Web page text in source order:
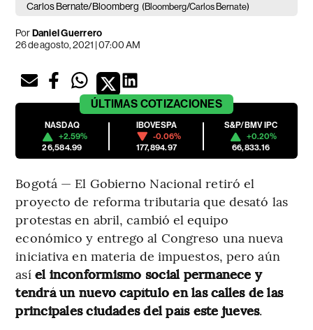
Carlos Bernate/Bloomberg (Bloomberg/Carlos Bernate)
PorDaniel Guerrero
26 de agosto, 2021 | 07:00 AM
ÚLTIMAS COTIZACIONES
NASDAQ
+2.59%
26,584.99
IBOVESPA
-0.06%
177,894.97
S&P/BMV IPC
+0.20%
66,833.16
Bogotá — El Gobierno Nacional retiró el
proyecto de reforma tributaria que desató las
protestas en abril, cambió el equipo
económico y entrego al Congreso una nueva
iniciativa en materia de impuestos, pero aún
así el inconformismo social permanece y
tendrá un nuevo capítulo en las calles de las
principales ciudades del país este jueves.